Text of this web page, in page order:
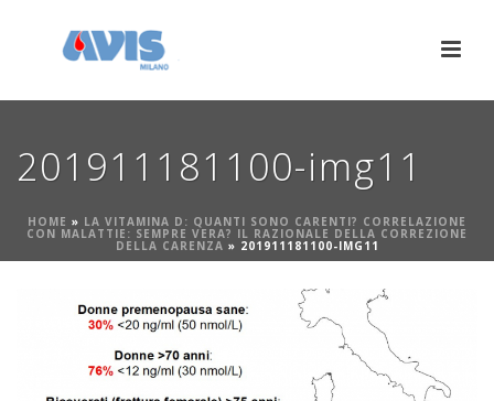
201911181100-img11
HOME » LA VITAMINA D: QUANTI SONO CARENTI? CORRELAZIONE
CON MALATTIE: SEMPRE VERA? IL RAZIONALE DELLA CORREZIONE
DELLA CARENZA » 201911181100-IMG11